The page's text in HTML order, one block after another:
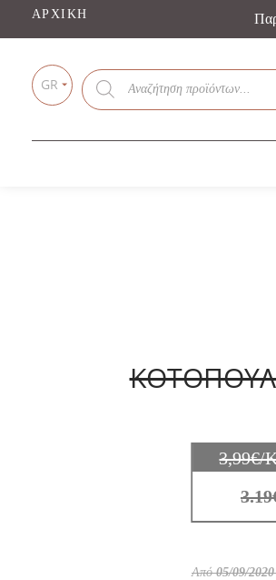
ΑΡΧΙΚΉ
GR
Products
search
3,99€/
Από05/09/2020